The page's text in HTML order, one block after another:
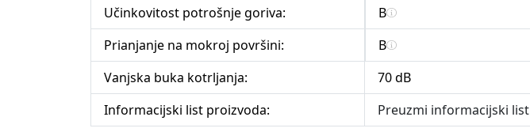
Učinkovitost potrošnje goriva:
B
Prianjanje na mokroj površini:
B
Vanjska buka kotrljanja:
70 dB
Informacijski list proizvoda:
Preuzmi informacijski list